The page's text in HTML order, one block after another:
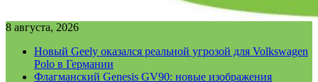
8 августа, 2026
Новый Geely оказался реальной угрозой для Volkswagen
Polo в Германии
Флагманский Genesis GV90: новые изображения